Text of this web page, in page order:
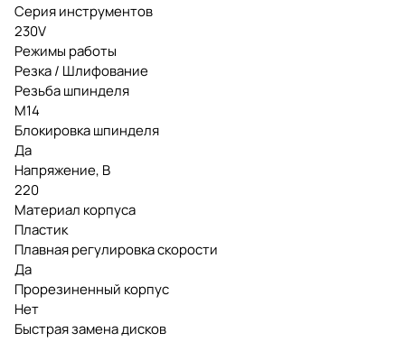
Серия инструментов
230V
Режимы работы
Резка / Шлифование
Резьба шпинделя
М14
Блокировка шпинделя
Да
Напряжение, В
220
Материал корпуса
Пластик
Плавная регулировка скорости
Да
Прорезиненный корпус
Нет
Быстрая замена дисков